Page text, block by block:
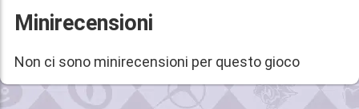
Minirecensioni
Non ci sono minirecensioni per questo gioco